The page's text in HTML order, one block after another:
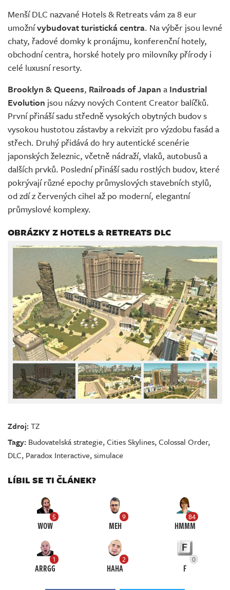
Menší DLC nazvané Hotels & Retreats vám za 8 eur
umožnívybudovat turistická centra. Na výběr jsou levné
chaty, řadové domky k pronájmu, konferenční hotely,
obchodní centra, horské hotely pro milovníky přírody i
celé luxusní resorty.
Brooklyn & Queens, Railroads of Japan a Industrial
Evolution jsou názvy nových Content Creator balíčků.
První přináší sadu středně vysokých obytných budov s
vysokou hustotou zástavby a rekvizit pro výzdobu fasád a
střech. Druhý přidává do hry autentické scenérie
japonských železnic, včetně nádraží, vlaků, autobusů a
dalších prvků. Poslední přináší sadu rostlých budov, které
pokrývají různé epochy průmyslových stavebních stylů,
od zdí z červených cihel až po moderní, elegantní
průmyslové komplexy.
OBRÁZKY Z HOTELS & RETREATS DLC
Zdroj:TZ
Tagy: Budovatelská strategie,Cities Skylines,Colossal Order,
DLC, Paradox Interactive,simulace
LÍBIL SE TI ČLÁNEK?
5
WOW
9
MEH
84
HMMM
1
ARRGG
2
HAHA
0
F